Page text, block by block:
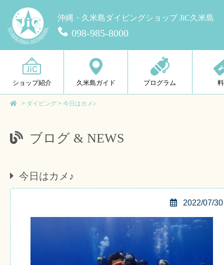
沖縄・久米島ダイビングショップ JiC久米島
098-985-8000
ショップ紹介 久米島ガイド プログラム
> ダイビング > 今日はカメ♪
ブログ & NEWS
今日はカメ♪
2022/07/30